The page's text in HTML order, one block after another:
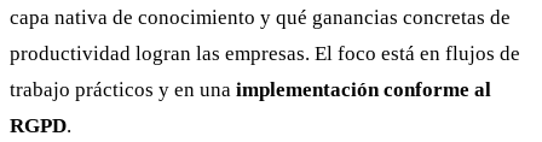
capa nativa de conocimiento y qué ganancias concretas de
productividad logran las empresas. El foco está en flujos de
trabajo prácticos y en una implementación conforme al
RGPD.